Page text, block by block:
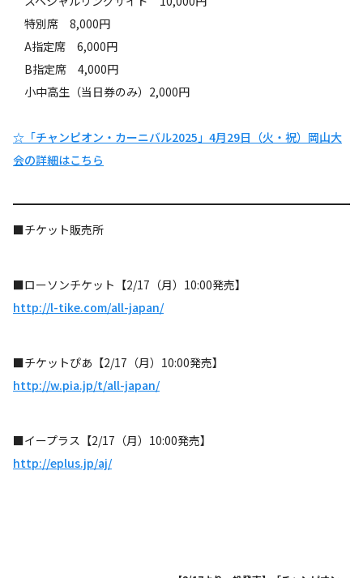
特別席 8,000円
A指定席 6,000円
B指定席 4,000円
小中高生（当日券のみ）2,000円
☆「チャンピオン・カーニバル2025」4月29日（火・祝）岡山大
会の詳細はこちら
■チケット販売所
■ローソンチケット【2/17（月）10:00発売】
http://l-tike.com/all-japan/
■チケットぴあ【2/17（月）10:00発売】
http://w.pia.jp/t/all-japan/
■イープラス【2/17（月）10:00発売】
http://eplus.jp/aj/